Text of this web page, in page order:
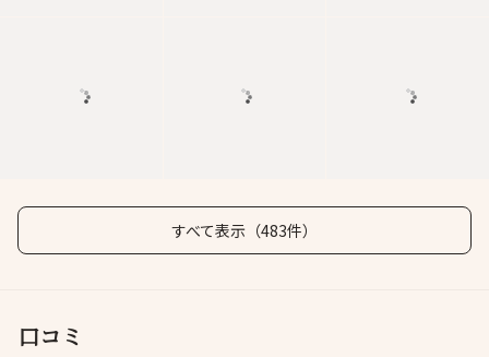
すべて表示（483件）
口コミ